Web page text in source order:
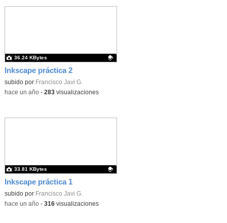
Inkscape práctica 2
Contenido educativo.
subido por Francisco Javi G.
36.24 KBytes
-hace un año- 283visualizaciones
Inkscape práctica 1
Contenido educativo.
subido por Francisco Javi G.
33.81 KBytes
-hace un año- 316visualizaciones